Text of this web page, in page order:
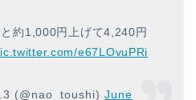
約1,000円上げて4,240円
e67LOvuPRi
(@nao_toushi)June